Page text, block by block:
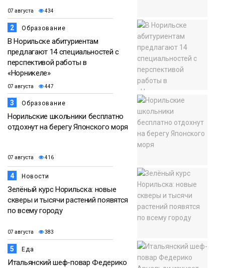
07 августа 434
2 Образование
В Норильске абитуриентам
предлагают 14 специальностей с
перспективой работы в
«Норникеле»
07 августа 447
3 Образование
Норильские школьники бесплатно
отдохнут на берегу Японского моря
07 августа 416
4 Новости
Зелёный курс Норильска: новые
скверы и тысячи растений появятся
по всему городу
07 августа 383
5 Еда
Итальянский шеф-повар Федерико